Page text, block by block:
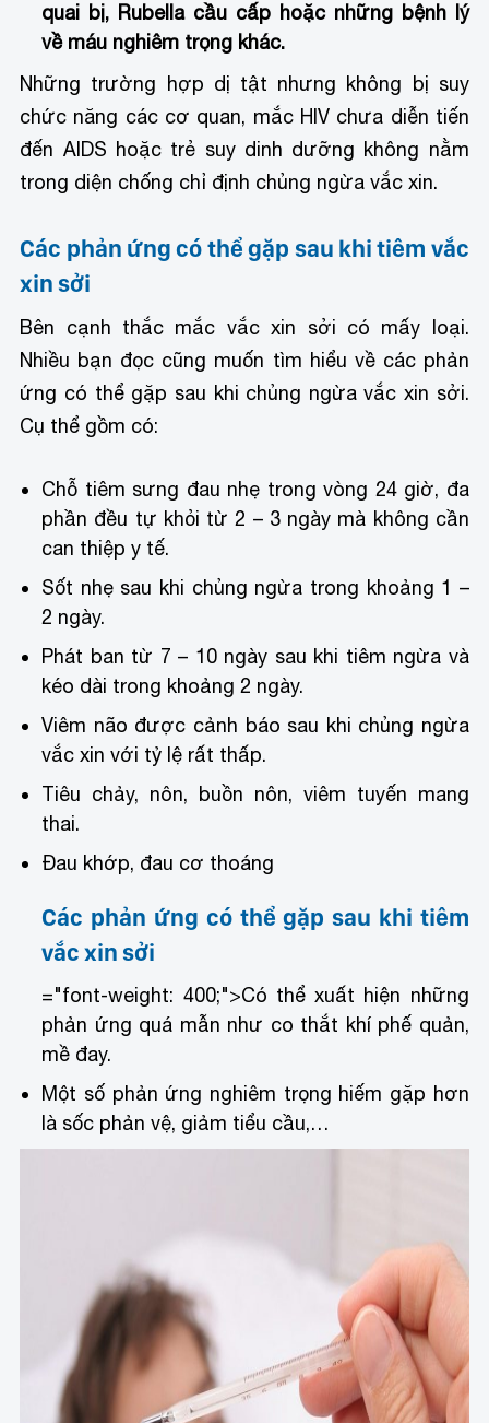
quai bị, Rubella cầu cấp hoặc những bệnh lý
về máu nghiêm trọng khác.
Những trường hợp dị tật nhưng không bị suy
chức năng các cơ quan, mắc HIV chưa diễn tiến
đến AIDS hoặc trẻ suy dinh dưỡng không nằm
trong diện chống chỉ định chủng ngừa vắc xin.
Các phản ứng có thể gặp sau khi tiêm vắc
xin sởi
Bên cạnh thắc mắc vắc xin sởi có mấy loại.
Nhiều bạn đọc cũng muốn tìm hiểu về các phản
ứng có thể gặp sau khi chủng ngừa vắc xin sởi.
Cụ thể gồm có:
Chỗ tiêm sưng đau nhẹ trong vòng 24 giờ, đa
phần đều tự khỏi từ 2 – 3 ngày mà không cần
can thiệp y tế.
Sốt nhẹ sau khi chủng ngừa trong khoảng 1 –
2 ngày.
Phát ban từ 7 – 10 ngày sau khi tiêm ngừa và
kéo dài trong khoảng 2 ngày.
Viêm não được cảnh báo sau khi chủng ngừa
vắc xin với tỷ lệ rất thấp.
Tiêu chảy, nôn, buồn nôn, viêm tuyến mang
thai.
Đau khớp, đau cơ thoáng
Các phản ứng có thể gặp sau khi tiêm
vắc xin sởi
="font-weight: 400;">Có thể xuất hiện những
phản ứng quá mẫn như co thắt khí phế quản,
mề đay.
Một số phản ứng nghiêm trọng hiếm gặp hơn
là sốc phản vệ, giảm tiểu cầu,…